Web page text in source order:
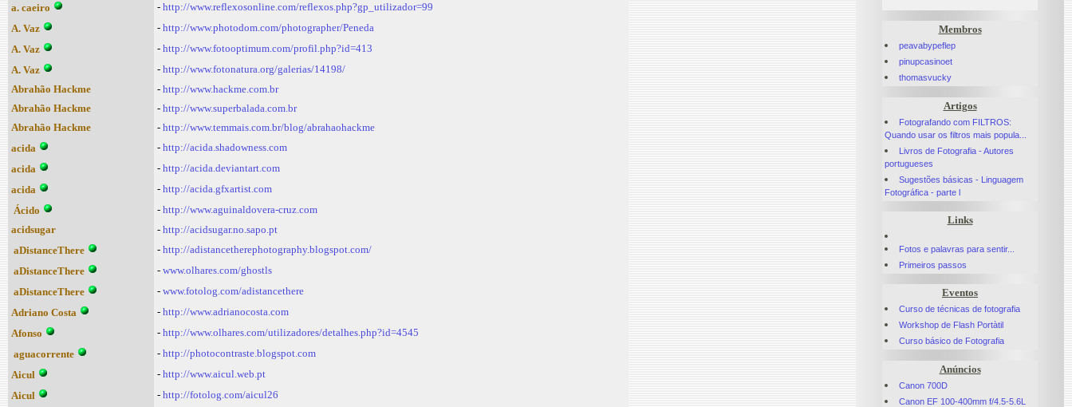
a. caeiro
- http://www.reflexosonline.com/reflexos.php?gp_utilizador=99
A. Vaz
- http://www.photodom.com/photographer/Peneda
A. Vaz
- http://www.fotooptimum.com/profil.php?id=413
A. Vaz
- http://www.fotonatura.org/galerias/14198/
Abrahão Hackme
- http://www.hackme.com.br
Abrahão Hackme
- http://www.superbalada.com.br
Abrahão Hackme
- http://www.temmais.com.br/blog/abrahaohackme
acida
- http://acida.shadowness.com
acida
- http://acida.deviantart.com
acida
- http://acida.gfxartist.com
Ácido
- http://www.aguinaldovera-cruz.com
acidsugar
- http://acidsugar.no.sapo.pt
aDistanceThere
- http://adistancetherephotography.blogspot.com/
aDistanceThere
- www.olhares.com/ghostls
aDistanceThere
- www.fotolog.com/adistancethere
Adriano Costa
- http://www.adrianocosta.com
Afonso
- http://www.olhares.com/utilizadores/detalhes.php?id=4545
aguacorrente
- http://photocontraste.blogspot.com
Aicul
- http://www.aicul.web.pt
Aicul
- http://fotolog.com/aicul26
Membros
peavabypeflep
pinupcasinoet
thomasvucky
Artigos
Fotografando com FILTROS:
Quando usar os filtros mais popula...
Livros de Fotografia - Autores
portugueses
Sugestões básicas - Linguagem
Fotográfica - parte l
Links
Fotos e palavras para sentir...
Primeiros passos
Eventos
Curso de técnicas de fotografia
Workshop de Flash Portàtil
Curso básico de Fotografia
Anúncios
Canon 700D
Canon EF 100-400mm f/4.5-5.6L